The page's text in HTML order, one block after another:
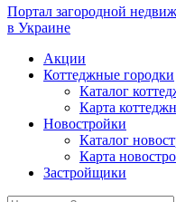
Портал загородной
в Украине
Акции
Коттеджные городки
Каталог
Карта
Новостройки
Каталог
Карта
Застройщики